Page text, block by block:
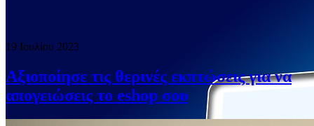
19 Ιουλίου 2023
Αξιοποίησε τις θερινές εκπτώσεις για να
απογειώσεις το eshop σου